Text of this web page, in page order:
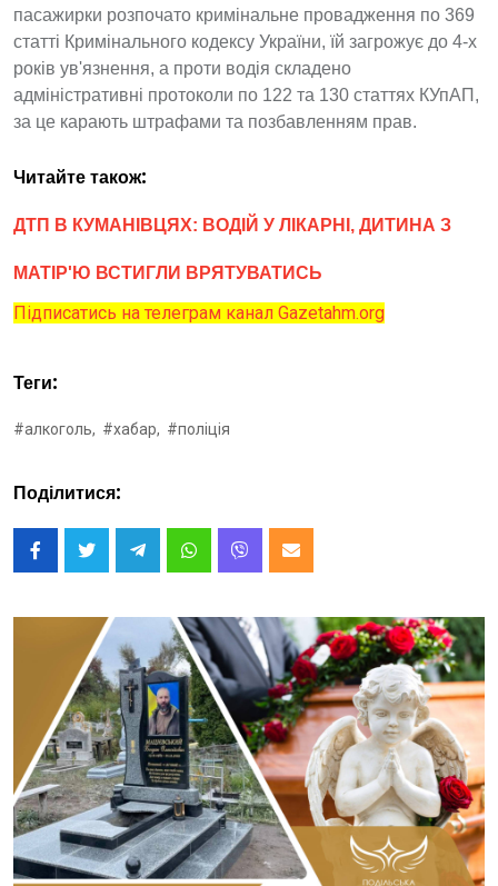
пасажирки розпочато кримінальне провадження по 369
статті Кримінального кодексу України, їй загрожує до 4-х
років ув'язнення, а проти водія складено
адміністративні протоколи по 122 та 130 статтях КУпАП,
за це карають штрафами та позбавленням прав.
Читайте також:
ДТП В КУМАНІВЦЯХ: ВОДІЙ У ЛІКАРНІ, ДИТИНА З
МАТІР'Ю ВСТИГЛИ ВРЯТУВАТИСЬ
Підписатись на телеграм канал Gazetahm.org
Теги:
#алкоголь, #хабар, #поліція
Поділитися: